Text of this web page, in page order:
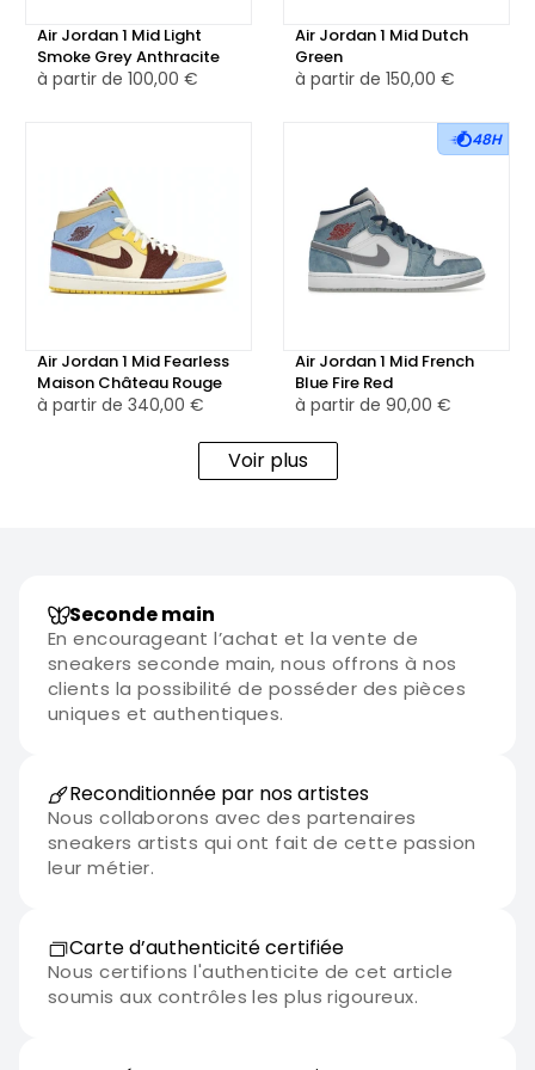
Air-Sole, assure un confort optimal et un bon amorti, que
ce soit pour la marche ou un usage prolongé. Elle repose
pour garantir adhérence, stabilité et durabilité, tout en
complétant harmonieusement le look général de la paire.
Disponible à la vente en version neuve ou reconditionnée
selon les stocks, la Air Jordan 1 Mid SE Orange Wear-Away
séduira les amateurs de sneakers au style affirmé, à la
Air Jordan 1 Mid Light
Smoke Grey Anthracite
à partir de 100,00 €
Air Jordan 1 Mid Dutch
Green
à partir de 150,00 €
Air Jordan 1 Mid Fearless
Maison Château Rouge
à partir de 340,00 €
48H
Air Jordan 1 Mid French
Blue Fire Red
à partir de 90,00 €
Voir plus
Seconde main
En encourageant l’achat et la vente de
sneakers seconde main, nous offrons à nos
clients la possibilité de posséder des pièces
uniques et authentiques.
Reconditionnée par nos artistes
Nous collaborons avec des partenaires
sneakers artists qui ont fait de cette passion
leur métier.
Carte d’authenticité certifiée
Nous certifions l'authenticite de cet article
soumis aux contrôles les plus rigoureux.